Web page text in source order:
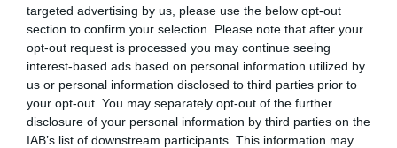
targeted advertising by us, please use the below opt-out
section to confirm your selection. Please note that after your
opt-out request is processed you may continue seeing
interest-based ads based on personal information utilized by
us or personal information disclosed to third parties prior to
your opt-out. You may separately opt-out of the further
disclosure of your personal information by third parties on the
IAB’s list of downstream participants. This information may